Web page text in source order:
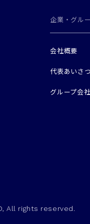
企業・グル
会社概要
代表あいさつ
グループ会社
All rights reserved.